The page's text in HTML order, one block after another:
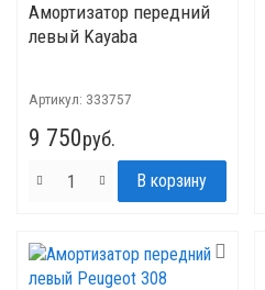
Амортизатор передний
левый Kayaba
Артикул: 333757
9 750руб.